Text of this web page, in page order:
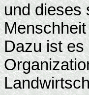
und dieses
Dazu ist